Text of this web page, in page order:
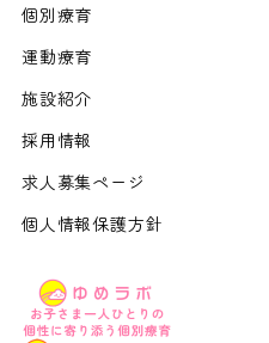
個別療育
運動療育
施設紹介
採用情報
求人募集ページ
個人情報保護方針